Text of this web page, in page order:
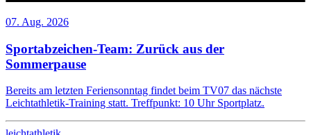
07. Aug. 2026
Sportabzeichen-Team: Zurück aus der
Sommerpause
Bereits am letzten Feriensonntag findet beim TV07 das nächste
Leichtathletik-Training statt. Treffpunkt: 10 Uhr Sportplatz.